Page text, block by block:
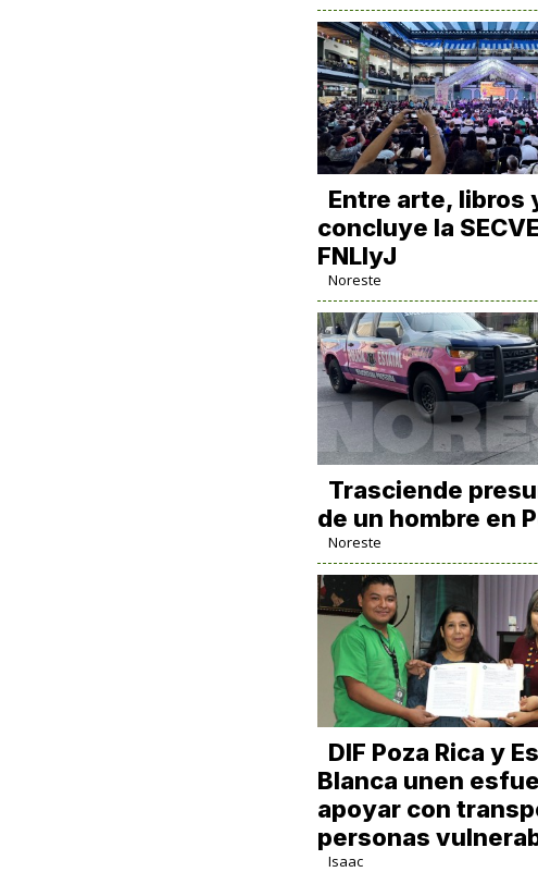
Entre arte, libros
concluye la
FNLIyJ
Noreste
Trasciende
de un hombre en
Noreste
DIF Poza Rica y
Blanca unen
apoyar con
personas
Isaac